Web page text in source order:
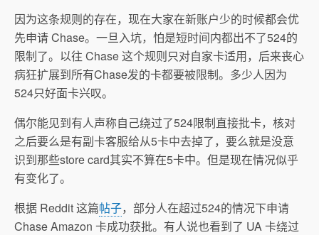
因为这条规则的存在，现在大家在新账户少的时候都会优
先申请 Chase。一旦入坑，怕是短时间内都出不了524的
限制了。以往 Chase 这个规则只对自家卡适用，后来丧心
病狂扩展到所有Chase发的卡都要被限制。多少人因为
524只好面卡兴叹。
偶尔能见到有人声称自己绕过了524限制直接批卡，核对
之后要么是有副卡客服给从5卡中去掉了，要么就是没意
识到那些store card其实不算在5卡中。但是现在情况似乎
有变化了。
根据 Reddit 这篇帖子，部分人在超过524的情况下申请
Chase Amazon 卡成功获批。有人说也看到了 UA 卡绕过